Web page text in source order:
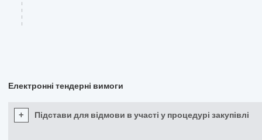
Електронні тендерні вимоги
+ Підстави для відмови в участі у процедурі закупівлі